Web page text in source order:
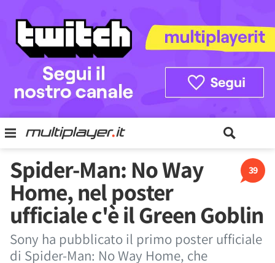
39
Spider-Man: No Way
Home, nel poster
ufficiale c'è il Green Goblin
Sony ha pubblicato il primo poster ufficiale
di Spider-Man: No Way Home, che